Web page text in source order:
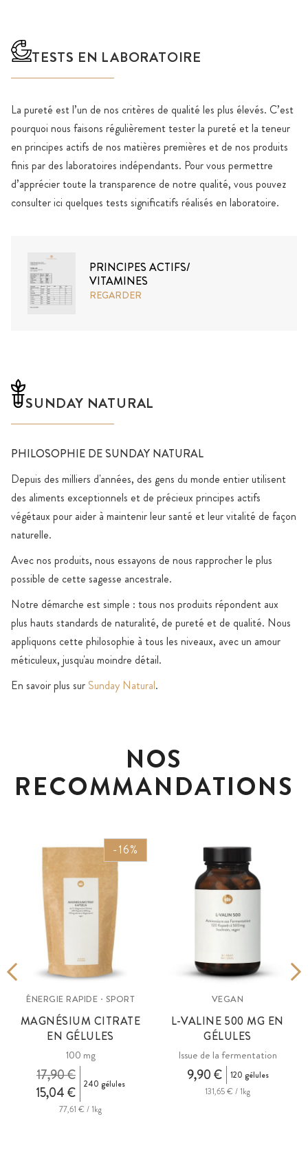
TESTS EN LABORATOIRE
La pureté est l’un de nos critères de qualité les plus élevés. C’est
pourquoi nous faisons régulièrement tester la pureté et la teneur
en principes actifs de nos matières premières et de nos produits
finis par des laboratoires indépendants. Pour vous permettre
d’apprécier toute la transparence de notre qualité, vous pouvez
consulter ici quelques tests significatifs réalisés en laboratoire.
PRINCIPES ACTIFS/
VITAMINES
REGARDER
SUNDAY NATURAL
PHILOSOPHIE DE SUNDAY NATURAL
Depuis des milliers d'années, des gens du monde entier utilisent
des aliments exceptionnels et de précieux principes actifs
végétaux pour aider à maintenir leur santé et leur vitalité de façon
naturelle.
Avec nos produits, nous essayons de nous rapprocher le plus
possible de cette sagesse ancestrale.
Notre démarche est simple : tous nos produits répondent aux
plus hauts standards de naturalité, de pureté et de qualité. Nous
appliquons cette philosophie à tous les niveaux, avec un amour
méticuleux, jusqu'au moindre détail.
En savoir plus sur Sunday Natural.
NOS
RECOMMANDATIONS
-16%
ÉNERGIE RAPIDE · SPORT
MAGNÉSIUM CITRATE
EN GÉLULES
100 mg
15,04 €
17,90 € 240 gélules
77,61 € / 1kg
VEGAN
L-VALINE 500 MG EN
GÉLULES
Issue de la fermentation
9,90 €
120 gélules
131,65 € / 1kg